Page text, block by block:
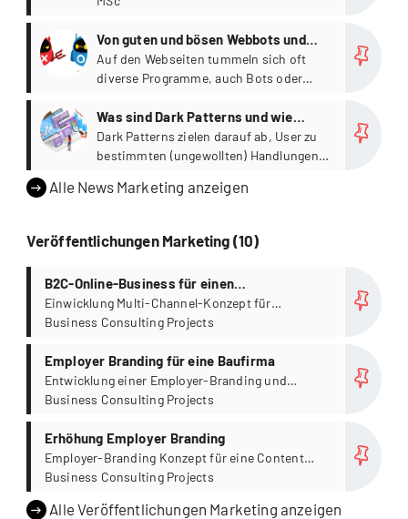
Von guten und bösen Webbots und
wie wir sie erkennen
Auf den Webseiten tummeln sich oft
diverse Programme, auch Bots oder
Was sind Dark Patterns und wie
schützen Sie sich davor?
Dark Patterns zielen darauf ab, User zu
bestimmten (ungewollten) Handlungen
Alle News Marketing anzeigen
Veröffentlichungen Marketing (10)
B2C-Online-Business für einen
Waschmaschinenhersteller
Einwicklung Multi-Channel-Konzept für
On-/Offline Absatz von Waschmaschinen
Business Consulting Projects
Employer Branding für eine Baufirma
Entwicklung einer Employer-Branding und
Digital-Recruiting-Strategie
Business Consulting Projects
Erhöhung Employer Branding
Employer-Branding Konzept für eine Content
Marketing Agentur
Business Consulting Projects
Alle Veröffentlichungen Marketing anzeigen